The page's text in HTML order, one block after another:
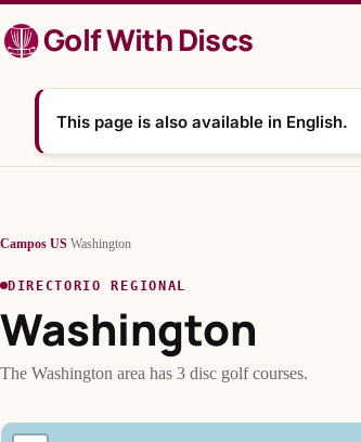
al
contenidoGolf With Discs
This page is also available in English.
Campos US Washington
DIRECTORIO REGIONAL
Washington
The Washington area has 3 disc golf courses.